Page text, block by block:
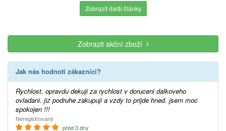
Zobrazit další články
Zobrazit akční zboží
Jak nás hodnotí zákazníci?
Rychlost, opravdu dekuji za rychlost v doruceni dalkoveho
ovladani. jiz podruhe zakupuji a vzdy to prijde hned. jsem moc
spokojen !!!
Neregistrovaný
před 3 dny